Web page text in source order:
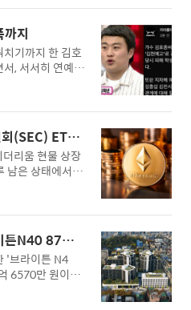
서 폭행한 죄 등
순 폭행 코미디
했던 헬스 트레
죄명으로 현재
년 2월 폭행,
중앙지법에서
상발로 얼굴 걷
폭행운전선 문
건물 야외 주차
지
기까지 한 김호
, 서서히 연예계
자는 김호중이
없었다고 폭로
와 운전자 바
간 김호중이 이
자였다는 의혹이
없는 개과천선
카라큘라 미
인터뷰를 공해했
내용에서 말대
습니다. 김호중
(SEC) ETF
리움 현물 상장
남은 상태에서, S
되고 있습니
지난해 말부터 올
이 현물 ETF승
것처럼, 코인 시
승인도 가까
장도 긍정적인
인 전문가들은
튼N40 87억
'브라이튼 N4
6570만 원이며,
199 ㎡ 펜트하